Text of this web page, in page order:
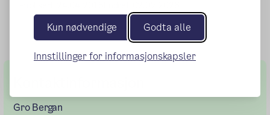
Kun nødvendige Godta alle
Innstillinger for informasjonskapsler
Gro Bergan